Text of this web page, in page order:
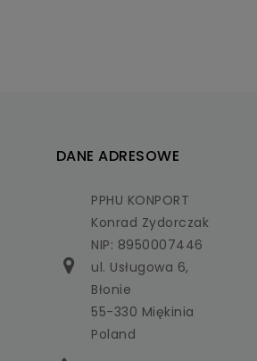
DANE ADRESOWE
PPHU KONPORT
Konrad Zydorczak
NIP: 8950007446
ul. Usługowa 6,
Błonie
55-330 Miękinia
Poland